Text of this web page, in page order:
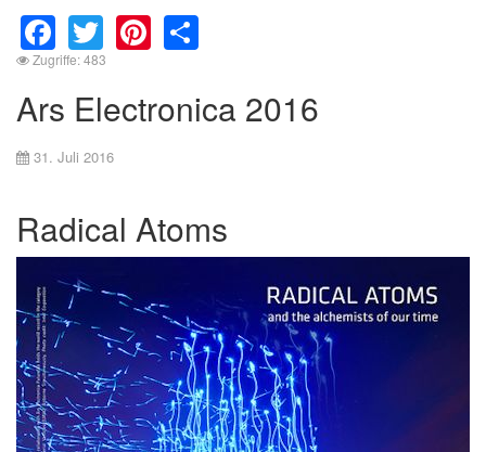
Facebook
TwitterPinterest
Zugriffe: 483
Ars Electronica 2016
31. Juli 2016
Radical Atoms